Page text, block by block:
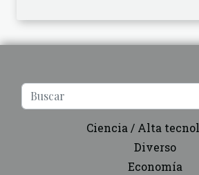
Ciencia / Alta
Diverso
Economía